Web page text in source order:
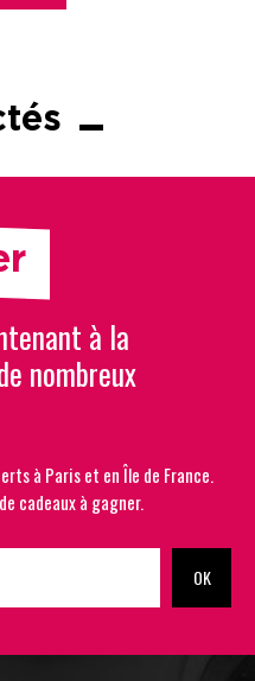
à la
nombreux
à Paris et en Île de France.
cadeaux à gagner.
OK